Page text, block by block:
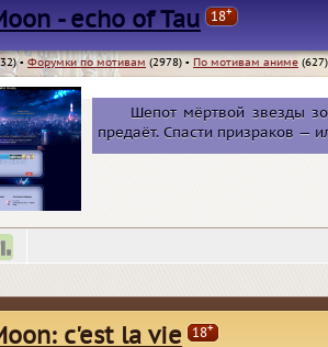
- echo of Tau 18+
▪ Форумки по мотивам (2978) ▪ По мотивам аниме (627)
Шепот мёртвой звезды
предаёт. Спасти призраков —
c'est la vie 18+